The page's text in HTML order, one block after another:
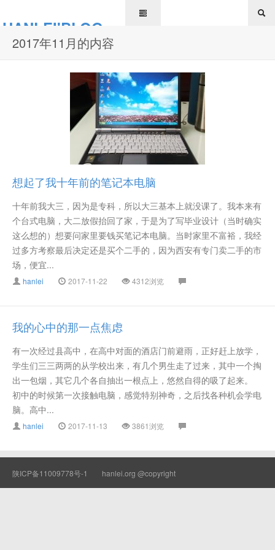
HANLEI'BLOG
2017年11月的内容
想起了我十年前的笔记本电脑
十年前我大三，因为是专科，所以大三基本上就没课了。我本来有
个台式电脑，大二放假抬回了家，于是为了写毕业设计（当时确实
这么想的）想要问家里要钱买笔记本电脑。当时家里不富裕，我经
过多方考察最后决定还是买个二手的，因为西安有专门卖二手的市
场，便宜...
hanlei 2017-11-22 4312浏览
我的心中的那一点焦虑
有一次经过县高中，在高中对面的酒店门前避雨，正好赶上放学，
学生们三三两两的从学校出来，有几个男生走了过来，其中一个掏
出一包烟，其它几个各自抽出一根点上，悠然自得的吸了起来。
初中的时候第一次接触电脑，感觉特别神奇，之后找各种机会学电
脑。高中...
hanlei 2017-11-13 3861浏览
陕ICP备11009778号-1 hanlei.org @copyright